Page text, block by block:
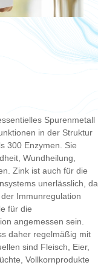
Spurenmetall
in der Struktur
300 Enzymen. Sie
Wundheilung,
Zink ist auch für die
unerlässlich, da
Immunregulation
für die
angemessen sein.
daher regelmäßig mit
sind Fleisch, Eier,
Vollkornprodukte